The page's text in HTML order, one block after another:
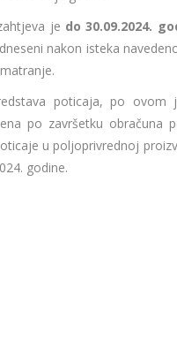
je do 30.09.2024.
nakon isteka
poticaja, po ovom
po završetku obračuna
u poljoprivrednoj
godine.